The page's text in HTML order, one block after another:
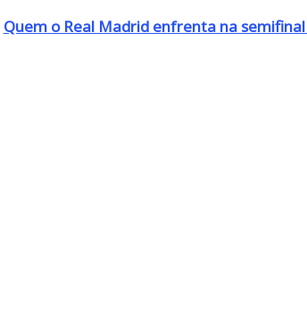
Quem o Real Madrid enfrenta na